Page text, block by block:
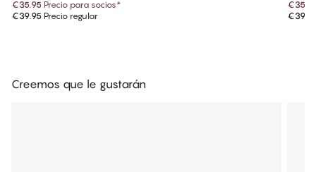
€35.95 Precio para socios*
€39.95 Precio regular
Creemos que le gustarán